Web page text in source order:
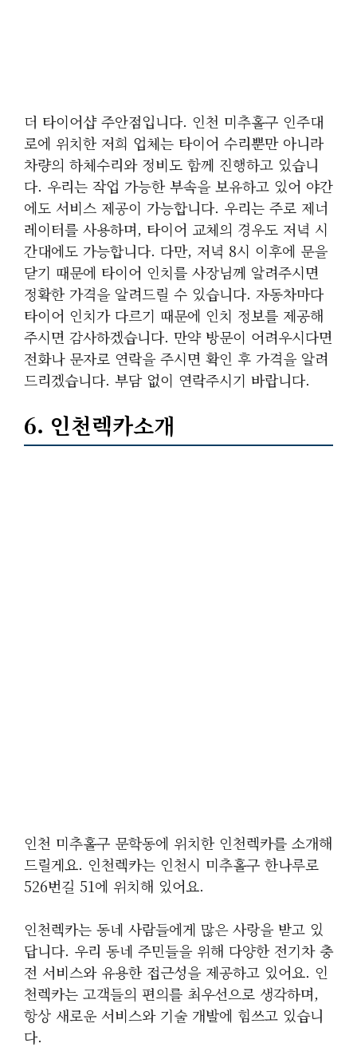
더 타이어샵 주안점입니다. 인천 미추홀구 인주대
로에 위치한 저희 업체는 타이어 수리뿐만 아니라
차량의 하체수리와 정비도 함께 진행하고 있습니
다. 우리는 작업 가능한 부속을 보유하고 있어 야간
에도 서비스 제공이 가능합니다. 우리는 주로 제너
레이터를 사용하며, 타이어 교체의 경우도 저녁 시
간대에도 가능합니다. 다만, 저녁 8시 이후에 문을
닫기 때문에 타이어 인치를 사장님께 알려주시면
정확한 가격을 알려드릴 수 있습니다. 자동차마다
타이어 인치가 다르기 때문에 인치 정보를 제공해
주시면 감사하겠습니다. 만약 방문이 어려우시다면
전화나 문자로 연락을 주시면 확인 후 가격을 알려
드리겠습니다. 부담 없이 연락주시기 바랍니다.
6. 인천렉카소개
인천 미추홀구 문학동에 위치한 인천렉카를 소개해
드릴게요. 인천렉카는 인천시 미추홀구 한나루로
526번길 51에 위치해 있어요.
인천렉카는 동네 사람들에게 많은 사랑을 받고 있
답니다. 우리 동네 주민들을 위해 다양한 전기차 충
전 서비스와 유용한 접근성을 제공하고 있어요. 인
천렉카는 고객들의 편의를 최우선으로 생각하며,
항상 새로운 서비스와 기술 개발에 힘쓰고 있습니
다.